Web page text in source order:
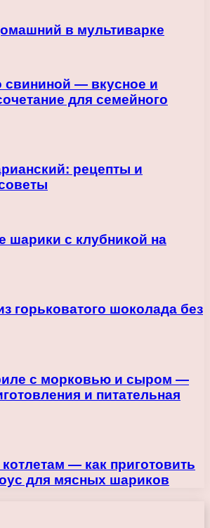
в мультиварке
свининой — вкусное и
для семейного
рецепты и
шарики с клубникой на
горьковатого шоколада без
с морковью и сыром —
и питательная
— как приготовить
для мясных шариков